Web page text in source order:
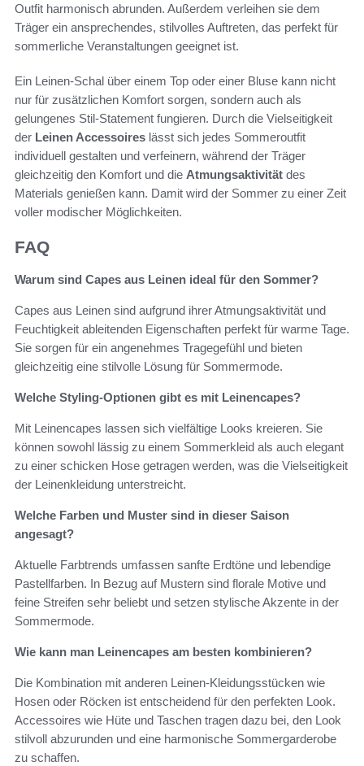
Outfit harmonisch abrunden. Außerdem verleihen sie dem
Träger ein ansprechendes, stilvolles Auftreten, das perfekt für
sommerliche Veranstaltungen geeignet ist.
Ein Leinen-Schal über einem Top oder einer Bluse kann nicht
nur für zusätzlichen Komfort sorgen, sondern auch als
gelungenes Stil-Statement fungieren. Durch die Vielseitigkeit
der Leinen Accessoires lässt sich jedes Sommeroutfit
individuell gestalten und verfeinern, während der Träger
gleichzeitig den Komfort und die Atmungsaktivität des
Materials genießen kann. Damit wird der Sommer zu einer Zeit
voller modischer Möglichkeiten.
FAQ
Warum sind Capes aus Leinen ideal für den Sommer?
Capes aus Leinen sind aufgrund ihrer Atmungsaktivität und
Feuchtigkeit ableitenden Eigenschaften perfekt für warme Tage.
Sie sorgen für ein angenehmes Tragegefühl und bieten
gleichzeitig eine stilvolle Lösung für Sommermode.
Welche Styling-Optionen gibt es mit Leinencapes?
Mit Leinencapes lassen sich vielfältige Looks kreieren. Sie
können sowohl lässig zu einem Sommerkleid als auch elegant
zu einer schicken Hose getragen werden, was die Vielseitigkeit
der Leinenkleidung unterstreicht.
Welche Farben und Muster sind in dieser Saison
angesagt?
Aktuelle Farbtrends umfassen sanfte Erdtöne und lebendige
Pastellfarben. In Bezug auf Mustern sind florale Motive und
feine Streifen sehr beliebt und setzen stylische Akzente in der
Sommermode.
Wie kann man Leinencapes am besten kombinieren?
Die Kombination mit anderen Leinen-Kleidungsstücken wie
Hosen oder Röcken ist entscheidend für den perfekten Look.
Accessoires wie Hüte und Taschen tragen dazu bei, den Look
stilvoll abzurunden und eine harmonische Sommergarderobe
zu schaffen.